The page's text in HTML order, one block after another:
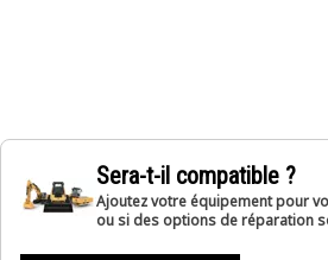
Sera-t-il compatible ?
Ajoutez votre équipement pour
ou si des options de réparation